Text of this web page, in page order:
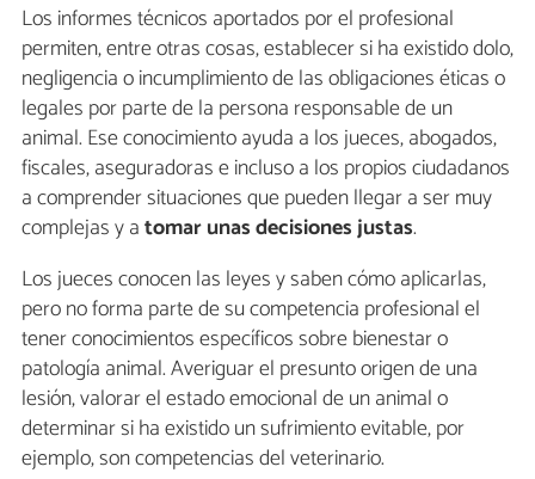
Los informes técnicos aportados por el profesional
permiten, entre otras cosas, establecer si ha existido dolo,
negligencia o incumplimiento de las obligaciones éticas o
legales por parte de la persona responsable de un
animal. Ese conocimiento ayuda a los jueces, abogados,
fiscales, aseguradoras e incluso a los propios ciudadanos
a comprender situaciones que pueden llegar a ser muy
complejas y atomar unas decisiones justas.
Los jueces conocen las leyes y saben cómo aplicarlas,
pero no forma parte de su competencia profesional el
tener conocimientos específicos sobre bienestar o
patología animal. Averiguar el presunto origen de una
lesión, valorar el estado emocional de un animal o
determinar si ha existido un sufrimiento evitable, por
ejemplo, son competencias del veterinario.